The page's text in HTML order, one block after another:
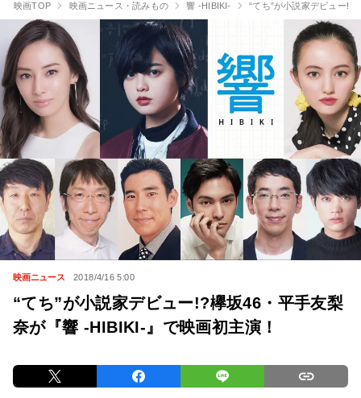
映画TOP 映画ニュース・読みもの 響 -HIBIKI- “てち”が小説家デビュー!?
映画ニュース 2018/4/16 5:00
“てち”が小説家デビュー!?欅坂46・平手友梨
奈が『響 -HIBIKI-』で映画初主演！